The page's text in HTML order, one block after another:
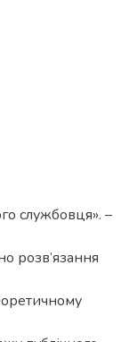
службовця». –
розв’язання